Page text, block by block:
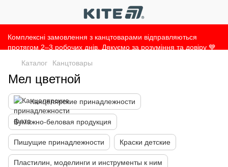
Комплексні замовлення з канцтоварами відправляються
протягом 2–3 робочих днів. Дякуємо за розуміння та довіру 💙
Каталог
Канцтовары
Мел цветной
Канцелярские принадлежности
Бумажно-беловая продукция
Пишущие принадлежности Краски детские
Пластилин, моделинги и инструменты к ним